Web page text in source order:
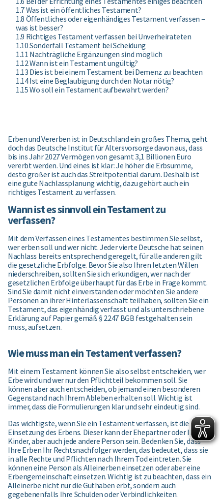
1.7 Was ist ein öffentliches Testament?
1.8 Öffentliches oder eigenhändiges Testament verfassen –
was ist besser?
1.9 Richtiges Testament verfassen bei Unverheirateten
1.10 Sonderfall Testament bei Scheidung
1.11 Nachträgliche Ergänzungen sind möglich
1.12 Wann ist ein Testament ungültig?
1.13 Dies ist bei einem Testament bei Demenz zu beachten
1.14 Ist eine Beglaubigung durch den Notar nötig?
1.15 Wo soll ein Testament aufbewahrt werden?
Erben und Vererben ist in Deutschland ein großes Thema, geht
doch das Deutsche Institut für Altersvorsorge davon aus, dass
bis ins Jahr 2027 Vermögen von gesamt 3,1 Billionen Euro
vererbt werden. Und eines ist klar: Je höher die Erbsumme,
desto größer ist auch das Streitpotential darum. Deshalb ist
eine gute Nachlassplanung wichtig, dazu gehört auch ein
richtiges Testament zu verfassen.
Wann ist es sinnvoll ein Testament zu
verfassen?
Mit dem Verfassen eines Testamentes bestimmen Sie selbst,
wer erben soll und wer nicht. Jeder vierte Deutsche hat seinen
Nachlass bereits entsprechend geregelt, für alle anderen gilt
die gesetzliche Erbfolge. Bevor Sie also Ihren letzten Willen
niederschreiben, sollten Sie sich erkundigen, wer nach der
gesetzlichen Erbfolge überhaupt für das Erbe in Frage kommt.
Sind Sie damit nicht einverstanden oder möchten Sie andere
Personen an ihrer Hinterlassenschaft teilhaben, sollten Sie ein
Testament, das eigenhändig verfasst und als unterschriebene
Erklärung auf Papier gemäß § 2247 BGB festgehalten sein
muss, aufsetzen.
Wie muss man ein Testament verfassen?
Mit einem Testament können Sie also selbst entscheiden, wer
Erbe wird und wer nur den Pflichtteil bekommen soll. Sie
können aber auch entscheiden, ob jemand einen besonderen
Gegenstand nach Ihrem Ableben erhalten soll. Wichtig ist
immer, dass die Formulierungen klar und sehr eindeutig sind.
Das wichtigste, wenn Sie ein Testament verfassen, ist die
Einsetzung des Erbens. Dieser kann der Ehepartner oder Ihre
Kinder, aber auch jede andere Person sein. Bedenken Sie, dass
Ihre Erben Ihr Rechtsnachfolger werden, das bedeutet, dass sie
in alle Rechte und Pflichten nach Ihrem Tod eintreten. Sie
können eine Person als Alleinerben einsetzen oder aber eine
Erbengemeinschaft einsetzen. Wichtig ist zu beachten, dass ein
Alleinerbe nicht nur die Guthaben erbt, sondern auch
gegebenenfalls Ihre Schulden oder Verbindlichkeiten.